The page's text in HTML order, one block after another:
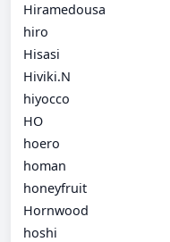
Hiramedousa
hiro
Hisasi
Hiviki.N
hiyocco
HO
hoero
homan
honeyfruit
Hornwood
hoshi